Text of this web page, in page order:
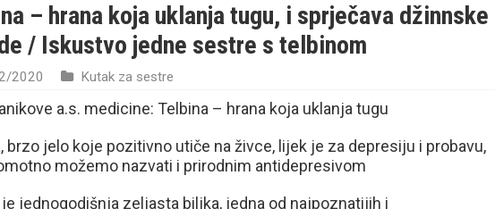
– hrana koja uklanja tugu, i sprječava džinnske
/ Iskustvo jedne sestre s telbinom
2020 Kutak za sestre
a.s. medicine: Telbina – hrana koja uklanja tugu
brzo jelo koje pozitivno utiče na živce, lijek je za depresiju i probavu,
možemo nazvati i prirodnim antidepresivom
jednogodišnja zeljasta biljka, jedna od najpoznatijih i